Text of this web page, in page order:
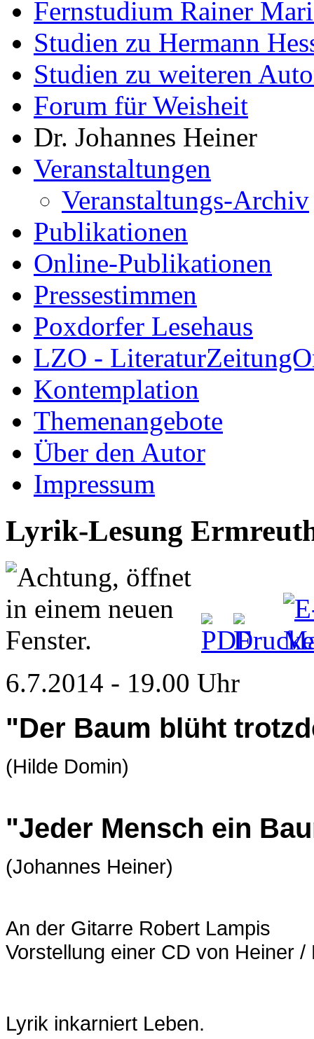
Fernstudium Rainer
Studien zu Hermann
Studien zu weiteren
Forum für Weisheit
Dr. Johannes Heiner
Veranstaltungen
Veranstaltungs-Archiv
Publikationen
Online-Publikationen
Pressestimmen
Poxdorfer Lesehaus
LZO -
Kontemplation
Themenangebote
Über den Autor
Impressum
Lyrik-Lesung
6.7.2014 - 19.00 Uhr
"Der Baum blüht
(Hilde Domin)
"Jeder Mensch ein
(Johannes Heiner)
An der Gitarre Robert Lampis
Vorstellung einer CD von Heiner /
Lyrik inkarniert Leben.